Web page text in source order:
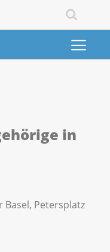
in
Basel, Petersplatz